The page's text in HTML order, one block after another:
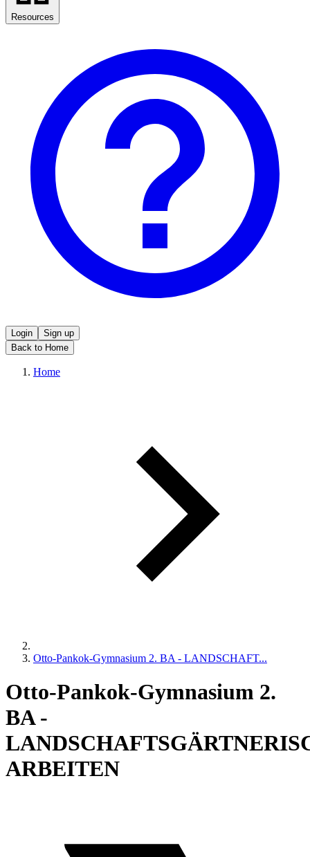
Resources
Login
Sign up
Back to Home
Home
Otto-Pankok-Gymnasium 2. BA - LANDSCHAFT...
Otto-Pankok-Gymnasium 2.
BA -
ARBEITEN